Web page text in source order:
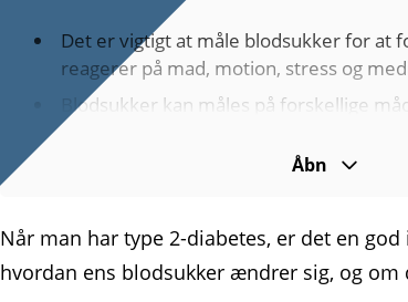
Åbn
Det er vigtigt at måle blodsukker for at
reagerer på mad, motion, stress og
Blodsukker kan måles på forskellige
finger­prikker og et blodsukker­apparat.
Det er forskelligt, hvor ofte man skal
blodsukker.
Det er vigtigt at måle blod­sukkeret, hvis
infektioner, eller hvis man mistænker,
Når man har type 2-diabetes, er det en
hvordan ens blodsukker ændrer sig, og